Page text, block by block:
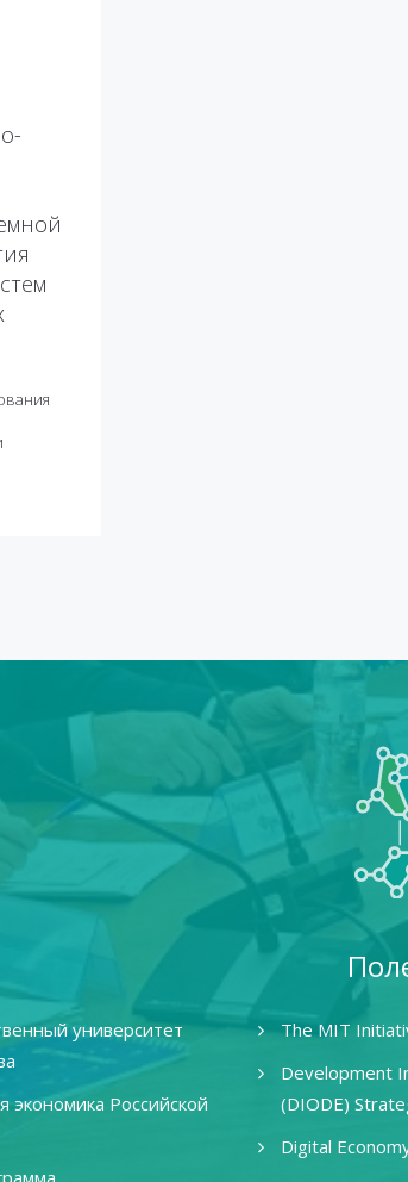
университет
Российской
The MIT
Development
(DIODE)
Digital